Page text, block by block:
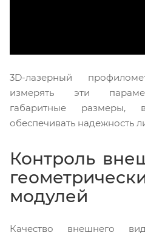
3D-лазерный
измерять эти
габаритные размеры,
обеспечивать надежность
Контроль
модулей
Качество внешнего